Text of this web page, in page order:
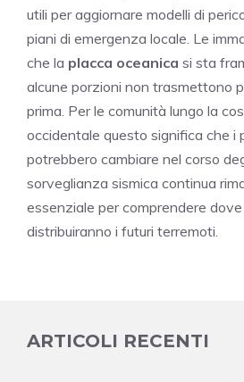
utili per aggiornare modelli di
piani di emergenza locale. Le
che la placca oceanica si sta
alcune porzioni non trasmettono
prima. Per le comunità lungo la
occidentale questo significa che i
potrebbero cambiare nel corso
sorveglianza sismica continua
essenziale per comprendere
distribuiranno i futuri terremoti.
ARTICOLI RECENTI